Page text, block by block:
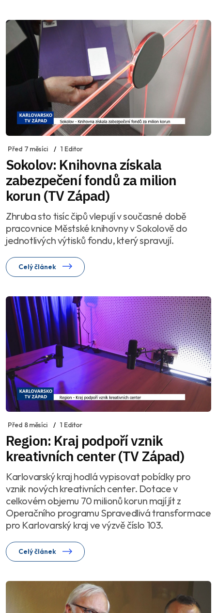
Před 7 měsíci 1 Editor
Sokolov: Knihovna získala
zabezpečení fondů za milion
korun (TV Západ)
Zhruba sto tisíc čipů vlepují v současné době
pracovnice Městské knihovny v Sokolově do
jednotlivých výtisků fondu, který spravují.
Celý článek
Před 8 měsíci 1 Editor
Region: Kraj podpoří vznik
kreativních center (TV Západ)
Karlovarský kraj hodlá vypisovat pobídky pro
vznik nových kreativních center. Dotace v
celkovém objemu 70 milionů korun mají jít z
Operačního programu Spravedlivá transformace
pro Karlovarský kraj ve výzvě číslo 103.
Celý článek